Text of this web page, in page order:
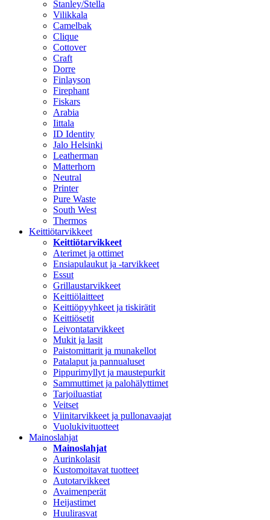
Stanley/Stella
Vilikkala
Camelbak
Clique
Cottover
Craft
Dorre
Finlayson
Firephant
Fiskars
Arabia
Iittala
ID Identity
Jalo Helsinki
Leatherman
Matterhorn
Neutral
Printer
Pure Waste
South West
Thermos
Keittiötarvikkeet
Keittiötarvikkeet
Aterimet ja ottimet
Ensiapulaukut ja -tarvikkeet
Essut
Grillaustarvikkeet
Keittiölaitteet
Keittiöpyyhkeet ja tiskirätit
Keittiösetit
Leivontatarvikkeet
Mukit ja lasit
Paistomittarit ja munakellot
Patalaput ja pannualuset
Pippurimyllyt ja maustepurkit
Sammuttimet ja palohälyttimet
Tarjoiluastiat
Veitset
Viinitarvikkeet ja pullonavaajat
Vuolukivituotteet
Mainoslahjat
Mainoslahjat
Aurinkolasit
Kustomoitavat tuotteet
Autotarvikkeet
Avaimenperät
Heijastimet
Huulirasvat